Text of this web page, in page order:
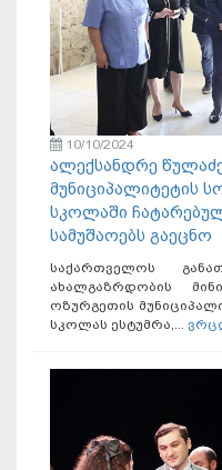
10/10/2024
ალექსანდრე
მუნიციპალიტეტის
სკოლაში
სამუშაოებს გაეცნო
საქართველოს
ახალგაზრდობის
ოზურგეთის
სკოლას ესტუმრა,...